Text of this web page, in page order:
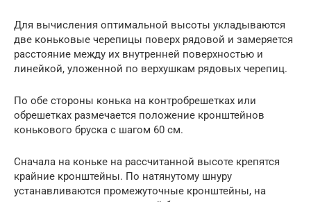
Для вычисления оптимальной высоты укладываются
две коньковые черепицы поверх рядовой и замеряется
расстояние между их внутренней поверхностью и
линейкой, уложенной по верхушкам рядовых черепиц.
По обе стороны конька на контробрешетках или
обрешетках размечается положение кронштейнов
конькового бруска с шагом 60 см.
Сначала на коньке на рассчитанной высоте крепятся
крайние кронштейны. По натянутому шнуру
устанавливаются промежуточные кронштейны, на